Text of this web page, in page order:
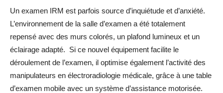
Un examen IRM est parfois source d’inquiétude et d’anxiété.
L’environnement de la salle d’examen a été totalement
repensé avec des murs colorés, un plafond lumineux et un
éclairage adapté. Si ce nouvel équipement facilite le
déroulement de l’examen, il optimise également l’activité des
manipulateurs en électroradiologie médicale, grâce à une table
d’examen mobile avec un système d’assistance motorisée.